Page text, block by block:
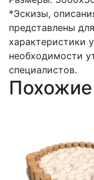
*Эскизы,
представлены
характеристики
необходимости
специалистов.